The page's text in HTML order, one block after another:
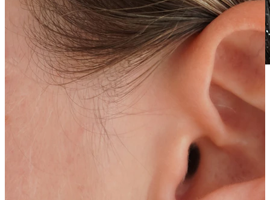
Waterproof
Piercings en las orejas